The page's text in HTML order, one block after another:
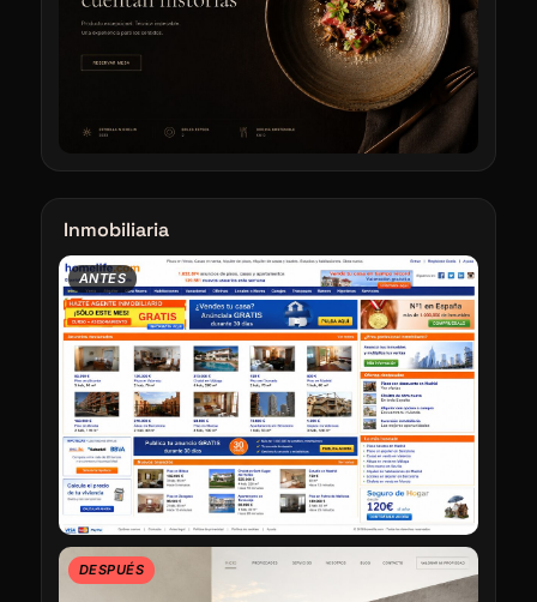
Inmobiliaria
ANTES
DESPUÉS